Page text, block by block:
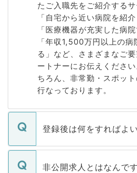
たご入職先をご紹介するサ
「自宅から近い病院を紹介
「医療機器が充実した病院
「年収1,500万円以上の病
る」など、さまざまなご
ートナーにお伝えくださ
ちろん、非常勤・スポッ
行なっております。
登録後は何をすればよ
ご登録いただきましたら
登録内容を確認し、その
非公開求人とはなんで